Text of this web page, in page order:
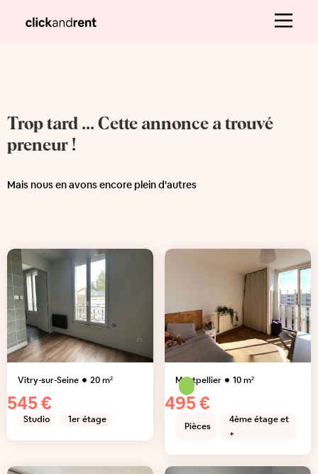
Trop tard ... Cette annonce a trouvé
preneur !
Mais nous en avons encore plein d'autres
Vitry-sur-Seine 20m²
545 €
Studio 1er étage
Montpellier 10m²
495 €
Pièces
4ème étage et
+